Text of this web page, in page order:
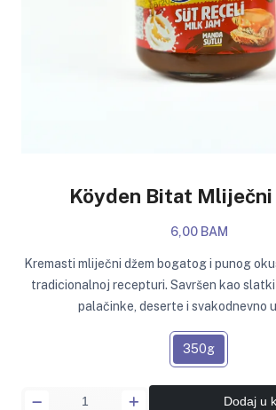
Köyden Bitat Mliječni
6,00 BAM
Kremasti mliječni džem bogatog i punog
tradicionalnoj recepturi. Savršen kao
palačinke, deserte i svakodnevno
350g
Dodaj u